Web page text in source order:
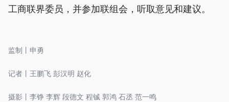
工商联界委员，并参加联组会，听取意见和建议。
监制丨申勇
记者丨王鹏飞 彭汉明 赵化
摄影丨李铮 李辉 段德文 程铖 郭鸿 石丞 范一鸣